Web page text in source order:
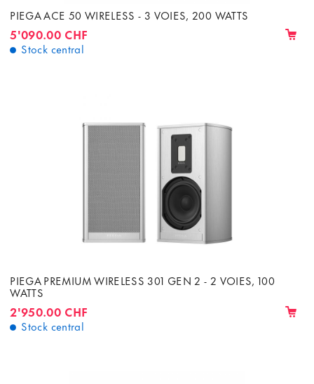
PIEGA ACE 50 WIRELESS - 3 VOIES, 200 WATTS
5'090.00 CHF
Stock central
PIEGA PREMIUM WIRELESS 301 GEN 2 - 2 VOIES, 100
WATTS
2'950.00 CHF
Stock central